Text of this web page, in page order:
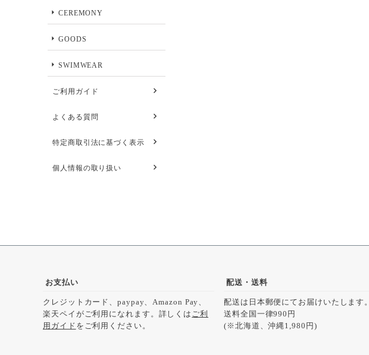
CEREMONY
GOODS
SWIMWEAR
ご利用ガイド
よくある質問
特定商取引法に基づく表示
個人情報の取り扱い
お支払い
クレジットカード、paypay、Amazon Pay、
楽天ペイがご利用になれます。詳しくは ご利
用ガイド をご利用ください。
配送・送料
配送は日本郵便にてお届けいたします。
送料全国一律990円
(※北海道、沖縄1,980円)